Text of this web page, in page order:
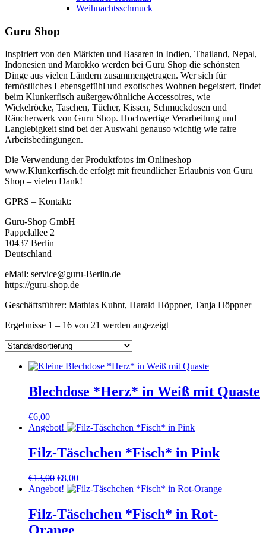
Weihnachtsschmuck
Guru Shop
Inspiriert von den Märkten und Basaren in Indien, Thailand, Nepal,
Indonesien und Marokko werden bei Guru Shop die schönsten
Dinge aus vielen Ländern zusammengetragen. Wer sich für
fernöstliches Lebensgefühl und exotisches Wohnen begeistert, findet
beim Klunkerfisch außergewöhnliche Accessoires, wie
Wickelröcke, Taschen, Tücher, Kissen, Schmuckdosen und
Räucherwerk von Guru Shop. Hochwertige Verarbeitung und
Langlebigkeit sind bei der Auswahl genauso wichtig wie faire
Arbeitsbedingungen.
Die Verwendung der Produktfotos im Onlineshop
www.Klunkerfisch.de erfolgt mit freundlicher Erlaubnis von Guru
Shop – vielen Dank!
GPRS – Kontakt:
Guru-Shop GmbH
Pappelallee 2
10437 Berlin
Deutschland
eMail: service@guru-Berlin.de
https://guru-shop.de
Geschäftsführer: Mathias Kuhnt, Harald Höppner, Tanja Höppner
Ergebnisse 1 – 16 von 21 werden angezeigt
Blechdose *Herz* in Weiß mit Quaste
€6,00
Angebot!
Filz-Täschchen *Fisch* in Pink
€13,00 Ursprünglicher
Preis
€13,00
€8,00Aktueller
Preis
€8,00.
Angebot!
Filz-Täschchen *Fisch* in Rot-